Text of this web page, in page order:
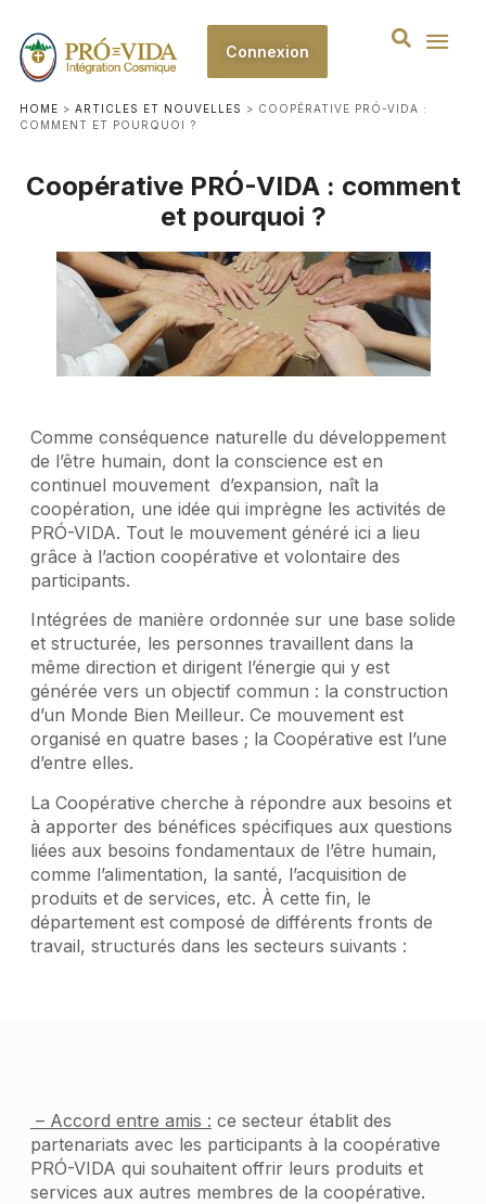
Connexion
HOME > ARTICLES ET NOUVELLES > COOPÉRATIVE PRÓ-VIDA :
COMMENT ET POURQUOI ?
Coopérative PRÓ-VIDA : comment
et pourquoi ?
Comme conséquence naturelle du développement
de l’être humain, dont la conscience est en
continuel mouvement d’expansion, naît la
coopération, une idée qui imprègne les activités de
PRÓ-VIDA. Tout le mouvement généré ici a lieu
grâce à l’action coopérative et volontaire des
participants.
Intégrées de manière ordonnée sur une base solide
et structurée, les personnes travaillent dans la
même direction et dirigent l’énergie qui y est
générée vers un objectif commun : la construction
d’un Monde Bien Meilleur. Ce mouvement est
organisé en quatre bases ; la Coopérative est l’une
d’entre elles.
La Coopérative cherche à répondre aux besoins et
à apporter des bénéfices spécifiques aux questions
liées aux besoins fondamentaux de l’être humain,
comme l’alimentation, la santé, l’acquisition de
produits et de services, etc. À cette fin, le
département est composé de différents fronts de
travail, structurés dans les secteurs suivants :
– Accord entre amis : ce secteur établit des
partenariats avec les participants à la coopérative
PRÓ-VIDA qui souhaitent offrir leurs produits et
services aux autres membres de la coopérative.